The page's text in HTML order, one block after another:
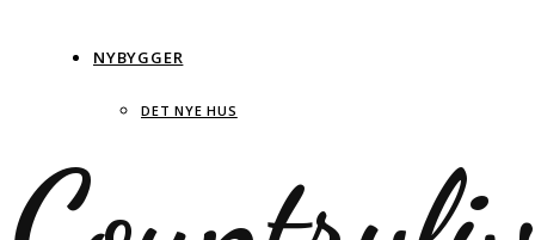
NYBYGGER
DET NYE HUS